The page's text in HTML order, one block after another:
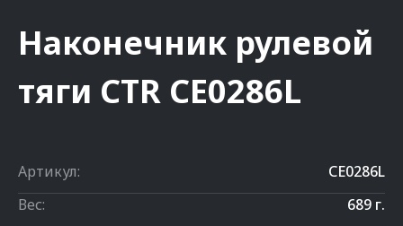
Наконечник рулевой
тяги CTR CE0286L
Артикул:
CE0286L
Вес:
689 г.